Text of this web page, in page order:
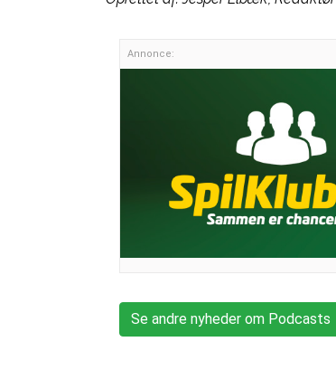
Annonce:
Se andre nyheder om Podcasts